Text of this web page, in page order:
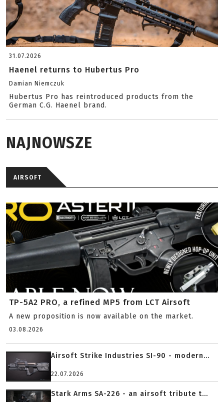
31.07.2026
Haenel returns to Hubertus Pro
Damian Niemczuk
Hubertus Pro has reintroduced products from the
German C.G. Haenel brand.
NAJNOWSZE
AIRSOFT
TP-5A2 PRO, a refined MP5 from LCT Airsoft
A new proposition is now available on the market.
03.08.2026
Airsoft Strike Industries SI-90 - modern...
22.07.2026
Stark Arms SA-226 - an airsoft tribute t...